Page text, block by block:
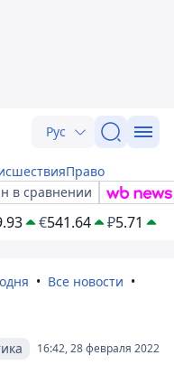
Рус
Право
в сравнении
€541.64 ₽5.71
Все новости
16:42, 28 февраля 2022